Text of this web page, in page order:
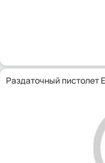
Раздаточный пистолет